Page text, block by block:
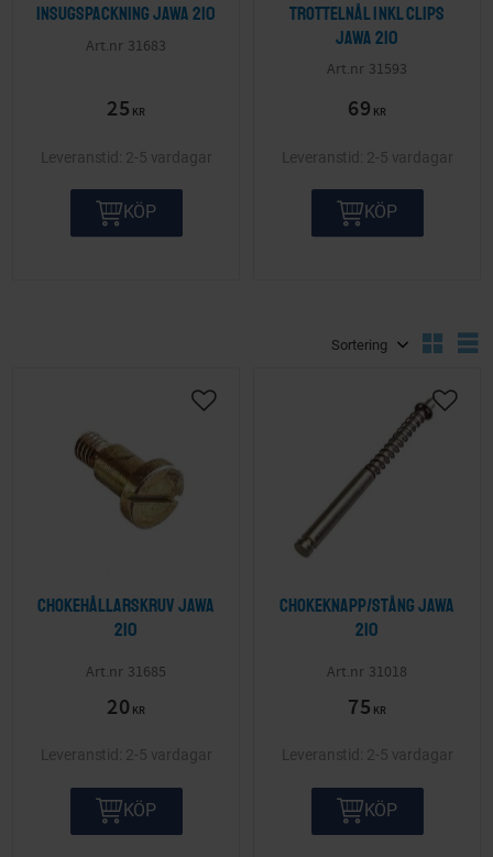
Insugspackning Jawa 210
31683
25 KR
2-5 vardagar
KÖP
Trottelnål inkl clips
Jawa 210
31593
69 KR
2-5 vardagar
KÖP
Chokehållarskruv Jawa
210
31685
20 KR
Lägg till i önskelista
2-5 vardagar
KÖP
Chokeknapp/stång Jawa
210
31018
75 KR
Lägg
2-5 vardagar
KÖP